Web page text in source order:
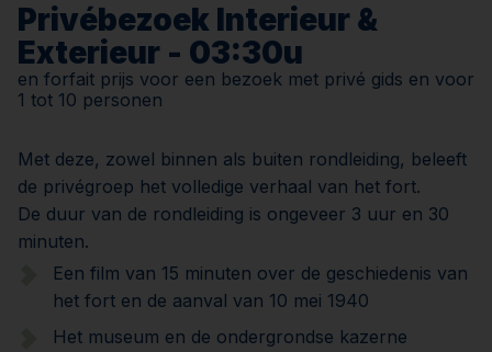
Privébezoek Interieur &
Exterieur - 03:30u
en forfait prijs voor een bezoek met privé gids en voor
1 tot 10 personen
Met deze, zowel binnen als buiten rondleiding, beleeft
de privégroep het volledige verhaal van het fort.
De duur van de rondleiding is ongeveer 3 uur en 30
minuten.
Een film van 15 minuten over de geschiedenis van
het fort en de aanval van 10 mei 1940
Het museum en de ondergrondse kazerne